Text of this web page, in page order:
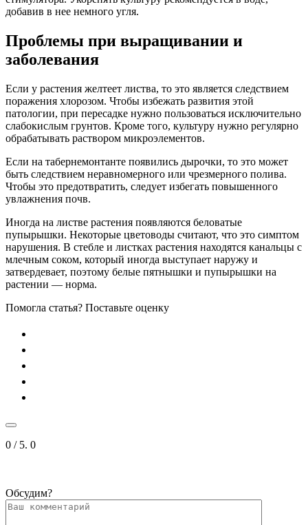
добавив в нее немного угля.
Проблемы при выращивании и
заболевания
Если у растения желтеет листва, то это является следствием
поражения хлорозом. Чтобы избежать развития этой
патологии, при пересадке нужно пользоваться исключительно
слабокислым грунтов. Кроме того, культуру нужно регулярно
обрабатывать раствором микроэлементов.
Если на табернемонтанте появились дырочки, то это может
быть следствием неравномерного или чрезмерного полива.
Чтобы это предотвратить, следует избегать повышенного
увлажнения почв.
Иногда на листве растения появляются беловатые
пупырышки. Некоторые цветоводы считают, что это симптом
нарушения. В стебле и листках растения находятся канальцы с
млечным соком, который иногда выступает наружу и
затвердевает, поэтому белые пятнышки и пупырышки на
растении — норма.
Помогла статья? Поставьте оценку
0 / 5. 0
Обсудим?